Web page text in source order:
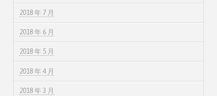
2018 年 7 月
2018 年 6 月
2018 年 5 月
2018 年 4 月
2018 年 3 月